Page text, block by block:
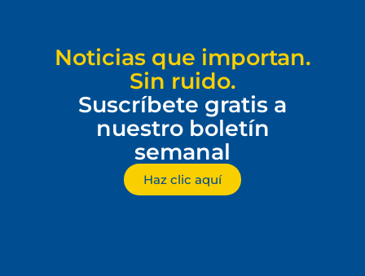
Noticias que importan.
Sin ruido.
Suscríbete gratis a
nuestro boletín
semanal
Haz clic aquí